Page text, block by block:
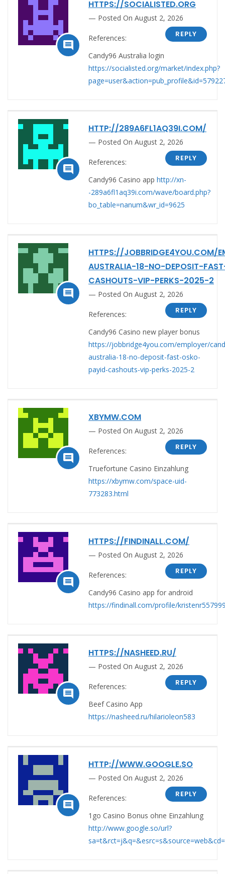

HTTPS://SOCIALISTED.ORG
Posted On August 2, 2026
REPLY
References:
Candy96 Australia login
https://socialisted.org/market/index.php?

HTTP://289A6FL1AQ39I.COM/
Posted On August 2, 2026
REPLY
References:
Candy96 Casino app http://xn-
-289a6fl1aq39i.com/wave/board.php?
bo_table=nanum&wr_id=9625

HTTPS://JOBBRIDGE4YOU.COM/
AUSTRALIA-18-NO-DEPOSIT-
CASHOUTS-VIP-PERKS-2025-2
Posted On August 2, 2026
REPLY
References:
Candy96 Casino new player bonus
https://jobbridge4you.com/employer/
australia-18-no-deposit-fast-osko-
payid-cashouts-vip-perks-2025-2

XBYMW.COM
Posted On August 2, 2026
REPLY
References:
Truefortune Casino Einzahlung
https://xbymw.com/space-uid-
773283.html

HTTPS://FINDINALL.COM/
Posted On August 2, 2026
REPLY
References:
Candy96 Casino app for android
https://findinall.com/profile/

HTTPS://NASHEED.RU/
Posted On August 2, 2026
REPLY
References:
Beef Casino App
https://nasheed.ru/hilarioleon583

HTTP://WWW.GOOGLE.SO
Posted On August 2, 2026
REPLY
References:
1go Casino Bonus ohne Einzahlung
http://www.google.so/url?